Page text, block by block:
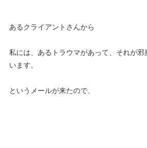
あるクライアントさんから
私には、あるトラウマがあって、それが
います。
というメールが来たので、